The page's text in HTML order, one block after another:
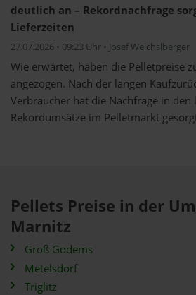
deutlich an – Rekordnachfrage
Lieferzeiten
27.07.2026 • 09:23 Uhr • Josef Weichslberger
Wie erwartet, haben die Pelletpreise
angezogen. Nach der langen
Verbraucher hat die Nachfrage in
Rekordumsätze im Pelletmarkt
Pellets Preise in der
Marnitz
Groß Godems
Metelsdorf
Triglitz